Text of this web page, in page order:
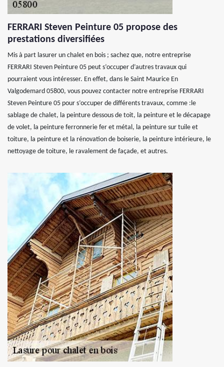
FERRARI Steven Peinture 05 propose des
prestations diversifiées
Mis à part lasurer un chalet en bois ; sachez que, notre entreprise
FERRARI Steven Peinture 05 peut s’occuper d’autres travaux qui
pourraient vous intéresser. En effet, dans le Saint Maurice En
Valgodemard 05800, vous pouvez contacter notre entreprise FERRARI
Steven Peinture 05 pour s’occuper de différents travaux, comme :le
sablage de chalet, la peinture dessous de toit, la peinture et le décapage
de volet, la peinture ferronnerie fer et métal, la peinture sur tuile et
toiture, la peinture et la rénovation de boiserie, la peinture intérieure, le
nettoyage de toiture, le ravalement de façade, et autres.